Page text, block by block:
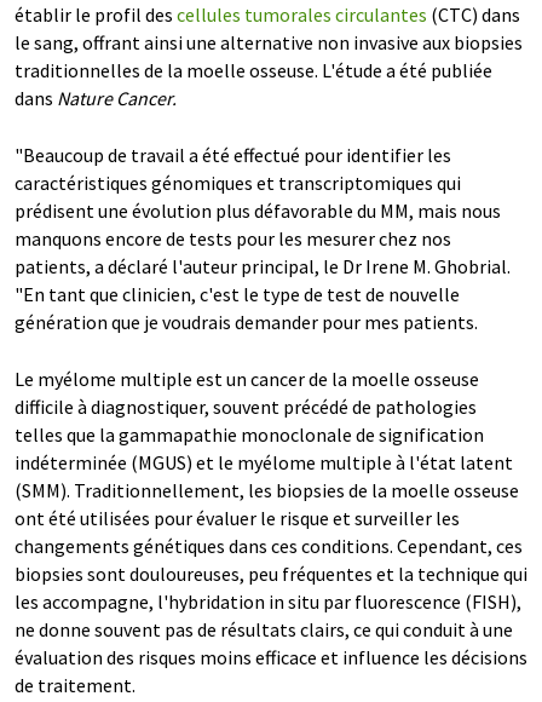
établir le profil des cellules tumorales circulantes (CTC) dans
le sang, offrant ainsi une alternative non invasive aux biopsies
traditionnelles de la moelle osseuse. L'étude a été publiée
dans Nature Cancer.
"Beaucoup de travail a été effectué pour identifier les
caractéristiques génomiques et transcriptomiques qui
prédisent une évolution plus défavorable du MM, mais nous
manquons encore de tests pour les mesurer chez nos
patients, a déclaré l'auteur principal, le Dr Irene M. Ghobrial.
"En tant que clinicien, c'est le type de test de nouvelle
génération que je voudrais demander pour mes patients.
Le myélome multiple est un cancer de la moelle osseuse
difficile à diagnostiquer, souvent précédé de pathologies
telles que la gammapathie monoclonale de signification
indéterminée (MGUS) et le myélome multiple à l'état latent
(SMM). Traditionnellement, les biopsies de la moelle osseuse
ont été utilisées pour évaluer le risque et surveiller les
changements génétiques dans ces conditions. Cependant, ces
biopsies sont douloureuses, peu fréquentes et la technique qui
les accompagne, l'hybridation in situ par fluorescence (FISH),
ne donne souvent pas de résultats clairs, ce qui conduit à une
évaluation des risques moins efficace et influence les décisions
de traitement.